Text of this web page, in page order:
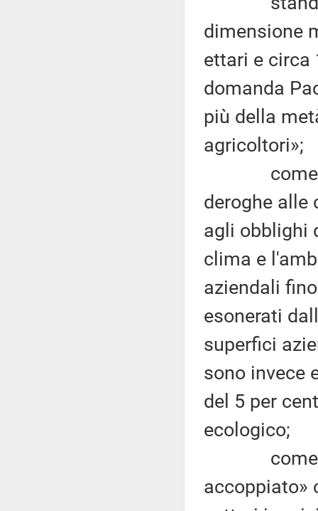
dimensione
ettari e circa
domanda
più della
agricoltori»;
come
deroghe
agli obblighi
clima e
aziendali
esonerati
superfici
sono invece
del 5 per
ecologico;
come
accoppiato»